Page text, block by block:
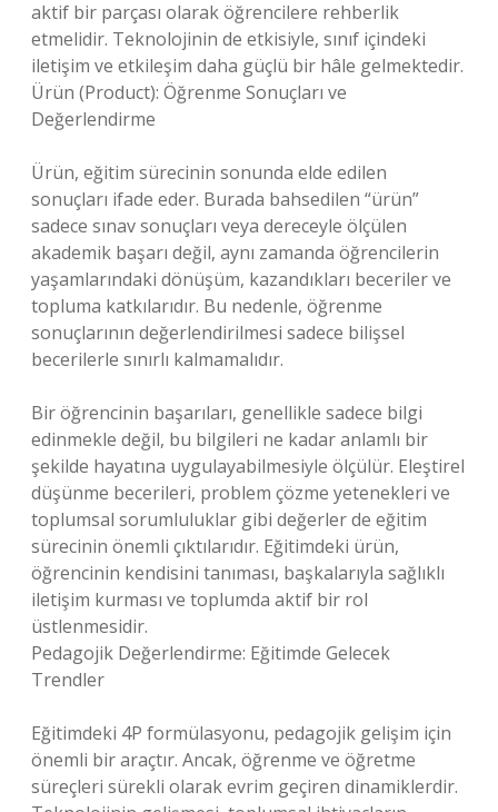
aktif bir parçası olarak öğrencilere rehberlik
etmelidir. Teknolojinin de etkisiyle, sınıf içindeki
iletişim ve etkileşim daha güçlü bir hâle gelmektedir.
Ürün (Product): Öğrenme Sonuçları ve
Değerlendirme
Ürün, eğitim sürecinin sonunda elde edilen
sonuçları ifade eder. Burada bahsedilen “ürün”
sadece sınav sonuçları veya dereceyle ölçülen
akademik başarı değil, aynı zamanda öğrencilerin
yaşamlarındaki dönüşüm, kazandıkları beceriler ve
topluma katkılarıdır. Bu nedenle, öğrenme
sonuçlarının değerlendirilmesi sadece bilişsel
becerilerle sınırlı kalmamalıdır.
Bir öğrencinin başarıları, genellikle sadece bilgi
edinmekle değil, bu bilgileri ne kadar anlamlı bir
şekilde hayatına uygulayabilmesiyle ölçülür. Eleştirel
düşünme becerileri, problem çözme yetenekleri ve
toplumsal sorumluluklar gibi değerler de eğitim
sürecinin önemli çıktılarıdır. Eğitimdeki ürün,
öğrencinin kendisini tanıması, başkalarıyla sağlıklı
iletişim kurması ve toplumda aktif bir rol
üstlenmesidir.
Pedagojik Değerlendirme: Eğitimde Gelecek
Trendler
Eğitimdeki 4P formülasyonu, pedagojik gelişim için
önemli bir araçtır. Ancak, öğrenme ve öğretme
süreçleri sürekli olarak evrim geçiren dinamiklerdir.